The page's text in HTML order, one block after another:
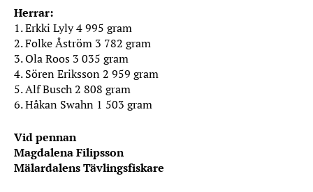
Herrar:
1. Erkki Lyly 4 995 gram
2. Folke Åström 3 782 gram
3. Ola Roos 3 035 gram
4. Sören Eriksson 2 959 gram
5. Alf Busch 2 808 gram
6. Håkan Swahn 1 503 gram
Vid pennan
Magdalena Filipsson
Mälardalens Tävlingsfiskare